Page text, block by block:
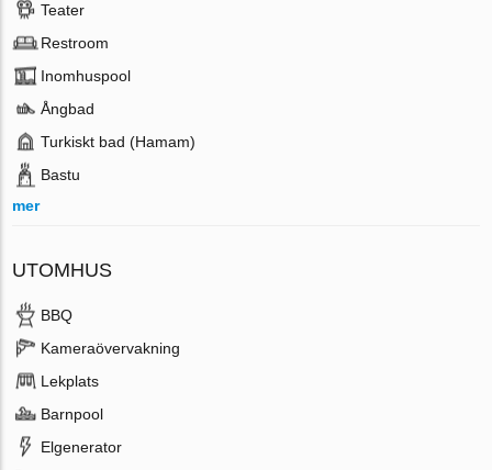
Teater
Restroom
Inomhuspool
Ångbad
Turkiskt bad (Hamam)
Bastu
mer
UTOMHUS
BBQ
Kameraövervakning
Lekplats
Barnpool
Elgenerator